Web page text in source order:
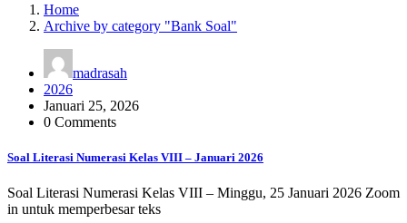
Home
Archive by category "Bank Soal"
madrasah
2026
Januari 25, 2026
0 Comments
Soal Literasi Numerasi Kelas VIII – Januari 2026
Soal Literasi Numerasi Kelas VIII – Minggu, 25 Januari 2026 Zoom
in untuk memperbesar teks